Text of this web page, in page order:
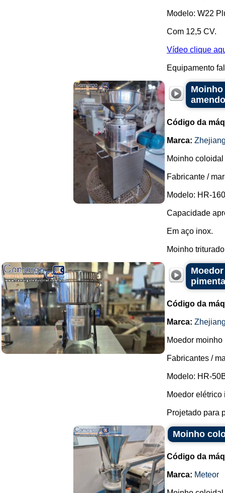
Modelo: W22
Com 12,5 CV.
Vídeo clique
Equipamento
Código da
Marca:
Moinho
Fabricante /
Modelo: HR-
Capacidade
Em aço inox.
Moinho
Código da
Marca:
Moedor
Fabricantes /
Modelo: HR-
Moedor elétrico
Projetado para
Moinho
Código da
Marca: Meteor